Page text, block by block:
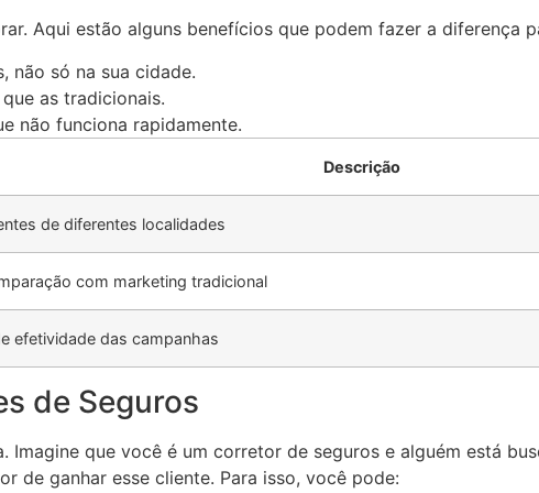
Aqui estão alguns benefícios que podem fazer a diferença
não só na sua cidade.
as tradicionais.
não funciona rapidamente.
Descrição
de diferentes localidades
com marketing tradicional
efetividade das campanhas
de Seguros
Imagine que você é um corretor de seguros e alguém está
de ganhar esse cliente. Para isso, você pode: